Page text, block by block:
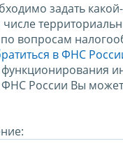
задать
числе
вопросам
в ФНС
России Вы